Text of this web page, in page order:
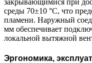
закрывающимися при
среды 70±10 °C, что
пламени. Наружный
мм обеспечивает
локальной вытяжной
Эргономика,